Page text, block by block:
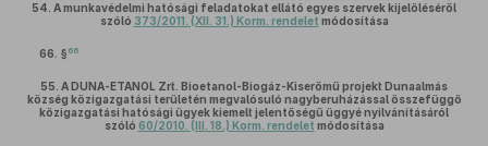
54. A munkavédelmi hatósági feladatokat ellátó egyes szervek kijelöléséről
szóló 373/2011. (XII. 31.) Korm. rendelet módosítása
66. § 66
55. A DUNA-ETANOL Zrt. Bioetanol-Biogáz-Kiserőmű projekt Dunaalmás
község közigazgatási területén megvalósuló nagyberuházással összefüggő
közigazgatási hatósági ügyek kiemelt jelentőségű üggyé nyilvánításáról
szóló 60/2010. (III. 18.) Korm. rendelet módosítása